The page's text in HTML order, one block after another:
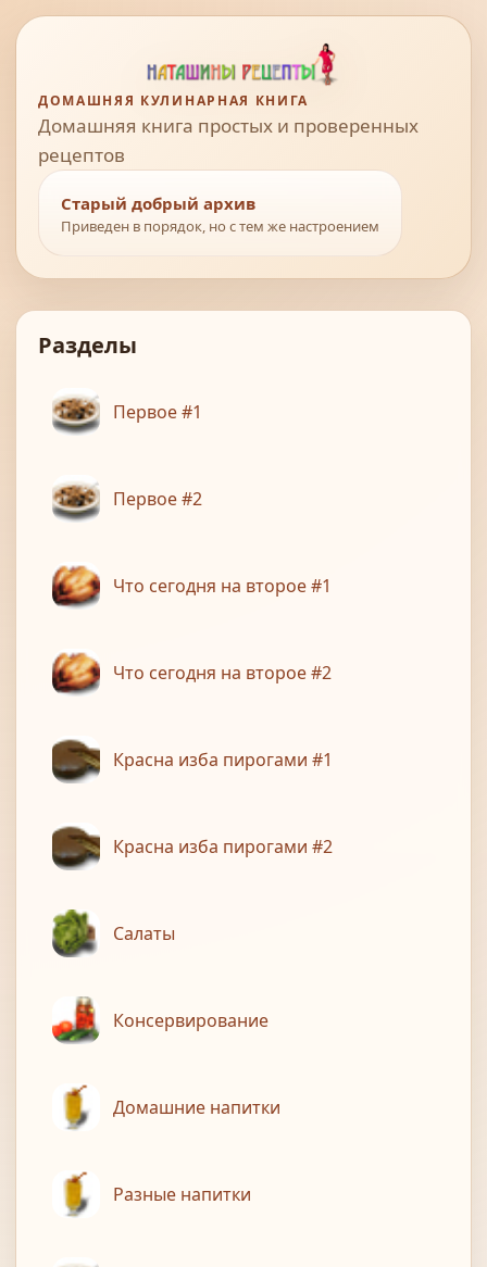
ДОМАШНЯЯ КУЛИНАРНАЯ КНИГА
Домашняя книга простых и проверенных
рецептов
Старый добрый архив
Приведен в порядок, но с тем же настроением
Разделы
Первое #1
Первое #2
Что сегодня на второе #1
Что сегодня на второе #2
Красна изба пирогами #1
Красна изба пирогами #2
Салаты
Консервирование
Домашние напитки
Разные напитки